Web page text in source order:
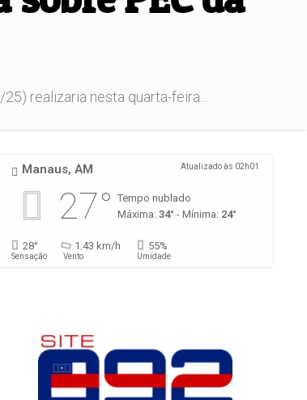
realizaria nesta quarta-feira...
Manaus, AM Atualizado às 02h01
27°
Tempo nublado
Máxima:34° - Mínima: 24°
28°
Sensação
1.43 km/h
Vento
55%
Umidade